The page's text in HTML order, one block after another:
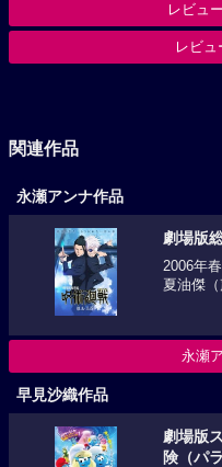
レビュ
レビュ
関連作品
永瀬アンナ作品
劇場版
2006年
夏油傑（
永瀬
早見沙織作品
劇場版
険（パ